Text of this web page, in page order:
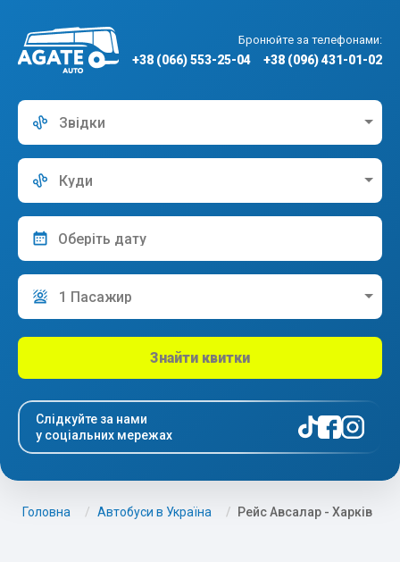
Бронюйте за телефонами:
+38 (066) 553-25-04 +38 (096) 431-01-02
Звідки
Куди
1 Пасажир
Знайти квитки
Слідкуйте за нами
у соціальних мережах
Головна Автобуси в Україна Рейс Авсалар - Харків